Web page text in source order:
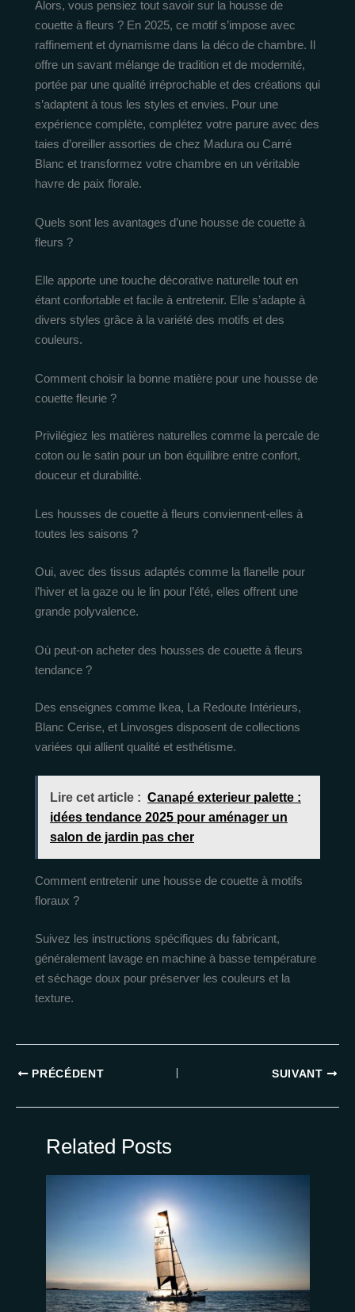
Alors, vous pensiez tout savoir sur la housse de
couette à fleurs ? En 2025, ce motif s’impose avec
raffinement et dynamisme dans la déco de chambre. Il
offre un savant mélange de tradition et de modernité,
portée par une qualité irréprochable et des créations qui
s’adaptent à tous les styles et envies. Pour une
expérience complète, complétez votre parure avec des
taies d’oreiller assorties de chez Madura ou Carré
Blanc et transformez votre chambre en un véritable
havre de paix florale.
Quels sont les avantages d’une housse de couette à
fleurs ?
Elle apporte une touche décorative naturelle tout en
étant confortable et facile à entretenir. Elle s’adapte à
divers styles grâce à la variété des motifs et des
couleurs.
Comment choisir la bonne matière pour une housse de
couette fleurie ?
Privilégiez les matières naturelles comme la percale de
coton ou le satin pour un bon équilibre entre confort,
douceur et durabilité.
Les housses de couette à fleurs conviennent-elles à
toutes les saisons ?
Oui, avec des tissus adaptés comme la flanelle pour
l’hiver et la gaze ou le lin pour l’été, elles offrent une
grande polyvalence.
Où peut-on acheter des housses de couette à fleurs
tendance ?
Des enseignes comme Ikea, La Redoute Intérieurs,
Blanc Cerise, et Linvosges disposent de collections
variées qui allient qualité et esthétisme.
Lire cet article : Canapé exterieur palette :
idées tendance 2025 pour aménager un
salon de jardin pas cher
Comment entretenir une housse de couette à motifs
floraux ?
Suivez les instructions spécifiques du fabricant,
généralement lavage en machine à basse température
et séchage doux pour préserver les couleurs et la
texture.
PRÉCÉDENT SUIVANT
Related Posts